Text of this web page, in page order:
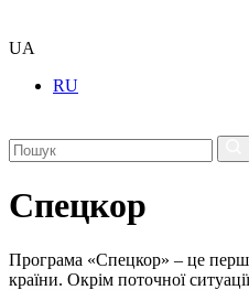
UA
RU
Спецкор
Програма «Спецкор» – це
країни. Окрім поточної